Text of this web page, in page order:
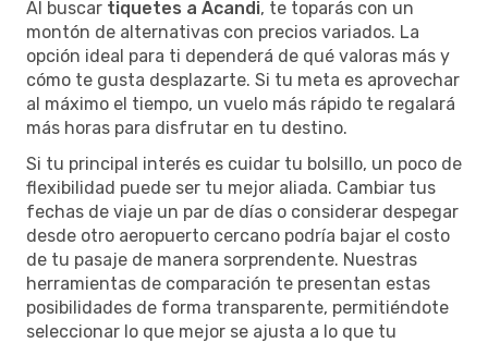
Al buscar tiquetes a Acandi, te toparás con un
montón de alternativas con precios variados. La
opción ideal para ti dependerá de qué valoras más y
cómo te gusta desplazarte. Si tu meta es aprovechar
al máximo el tiempo, un vuelo más rápido te regalará
más horas para disfrutar en tu destino.
Si tu principal interés es cuidar tu bolsillo, un poco de
flexibilidad puede ser tu mejor aliada. Cambiar tus
fechas de viaje un par de días o considerar despegar
desde otro aeropuerto cercano podría bajar el costo
de tu pasaje de manera sorprendente. Nuestras
herramientas de comparación te presentan estas
posibilidades de forma transparente, permitiéndote
seleccionar lo que mejor se ajusta a lo que tu